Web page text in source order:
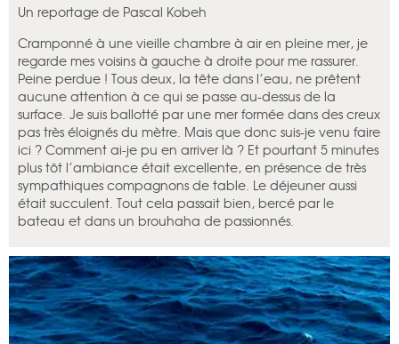
Un reportage de Pascal Kobeh
Cramponné à une vieille chambre à air en pleine mer, je
regarde mes voisins à gauche à droite pour me rassurer.
Peine perdue ! Tous deux, la tête dans l’eau, ne prêtent
aucune attention à ce qui se passe au-dessus de la
surface. Je suis ballotté par une mer formée dans des creux
pas très éloignés du mètre. Mais que donc suis-je venu faire
ici ? Comment ai-je pu en arriver là ? Et pourtant 5 minutes
plus tôt l’ambiance était excellente, en présence de très
sympathiques compagnons de table. Le déjeuner aussi
était succulent. Tout cela passait bien, bercé par le
bateau et dans un brouhaha de passionnés.